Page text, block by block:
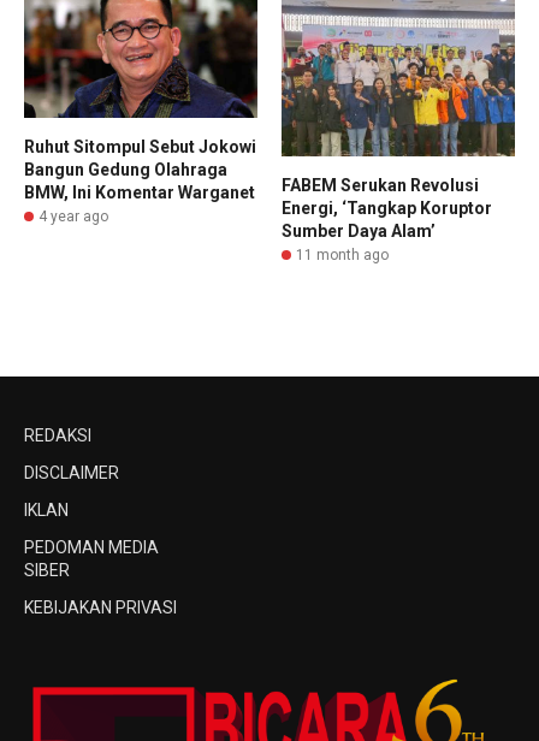
Ruhut Sitompul Sebut Jokowi
Bangun Gedung Olahraga
BMW, Ini Komentar Warganet
4 year ago
FABEM Serukan Revolusi
Energi, ‘Tangkap Koruptor
Sumber Daya Alam’
11 month ago
REDAKSI
DISCLAIMER
IKLAN
PEDOMAN MEDIA
SIBER
KEBIJAKAN PRIVASI